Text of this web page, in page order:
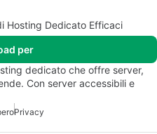
Hosting Dedicato Efficaci
per
dedicato che offre server,
Con server accessibili e
Privacy